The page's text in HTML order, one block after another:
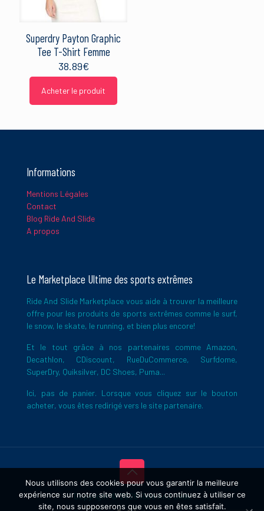
Superdry Payton Graphic
Tee T-Shirt Femme
38.89€
Acheter le produit
Informations
Mentions Légales
Contact
Blog Ride And Slide
A propos
Le Marketplace Ultime des sports extrêmes
Ride And Slide Marketplace vous aide à trouver la meilleure
offre pour les produits de sports extrêmes comme le surf,
le snow, le skate, le running, et bien plus encore!
Et le tout grâce à nos partenaires comme Amazon,
Decathlon, CDiscount, RueDuCommerce, Surfdome,
SuperDry, Quiksilver, DC Shoes, Puma...
Ici, pas de panier. Lorsque vous cliquez sur le bouton
acheter, vous êtes redirigé vers le site partenaire.
Copyright © 2026 Ride And Slide
Nous utilisons des cookies pour vous garantir la meilleure
expérience sur notre site web. Si vous continuez à utiliser ce
site, nous supposerons que vous en êtes satisfait.